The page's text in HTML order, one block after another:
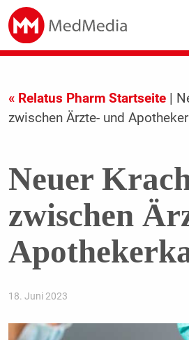
« Relatus Pharm Startseite|
zwischen Ärzte- und
Neuer
zwischen
18. Juni 2023